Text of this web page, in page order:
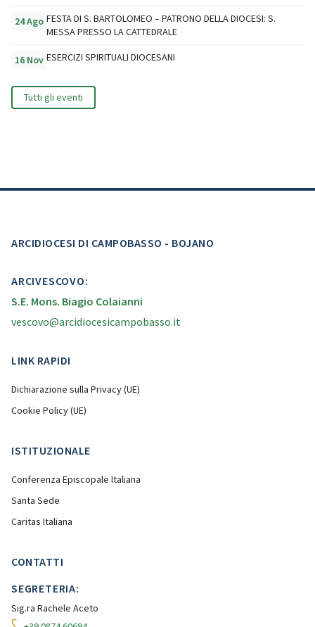
24 Ago FESTA DI S. BARTOLOMEO – PATRONO DELLA DIOCESI: S.
MESSA PRESSO LA CATTEDRALE
16 Nov ESERCIZI SPIRITUALI DIOCESANI
Tutti gli eventi
ARCIDIOCESI DI CAMPOBASSO - BOJANO
ARCIVESCOVO:
S.E. Mons. Biagio Colaianni
vescovo@arcidiocesicampobasso.it
LINK RAPIDI
Dichiarazione sulla Privacy (UE)
Cookie Policy (UE)
ISTITUZIONALE
Conferenza Episcopale Italiana
Santa Sede
Caritas Italiana
CONTATTI
SEGRETERIA:
Sig.ra Rachele Aceto